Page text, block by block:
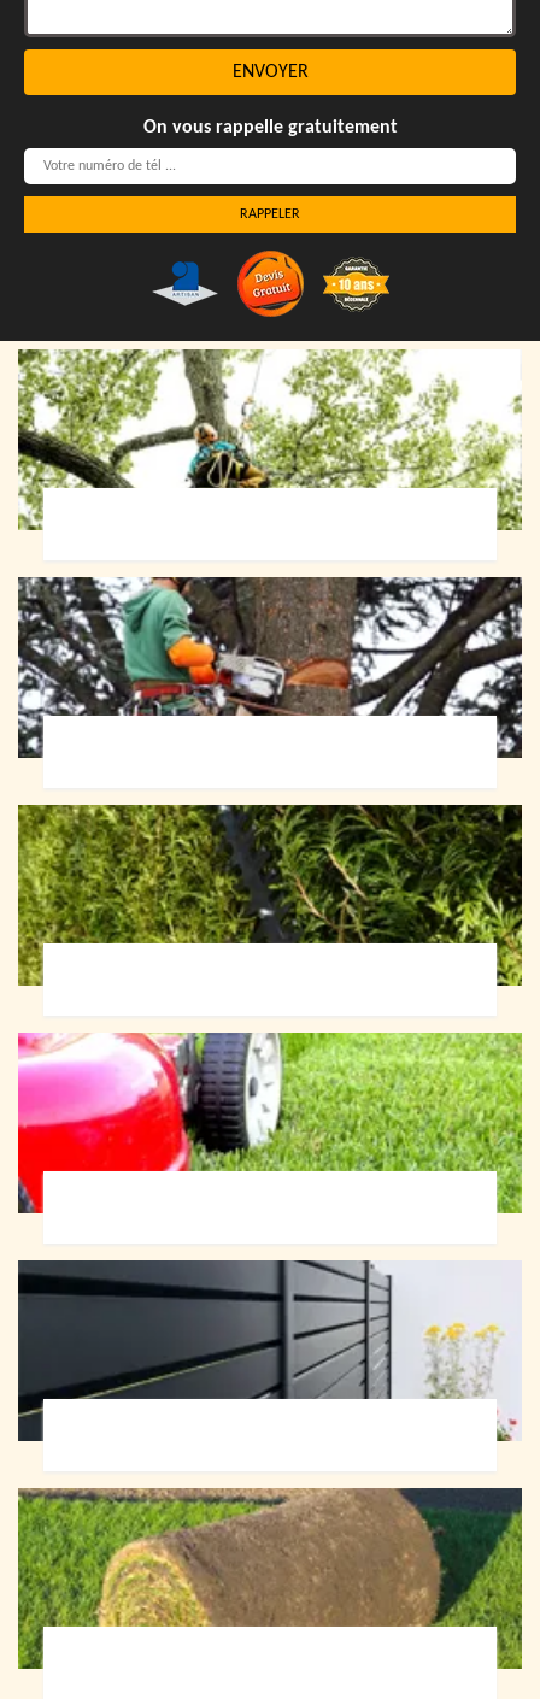
On vous rappelle gratuitement